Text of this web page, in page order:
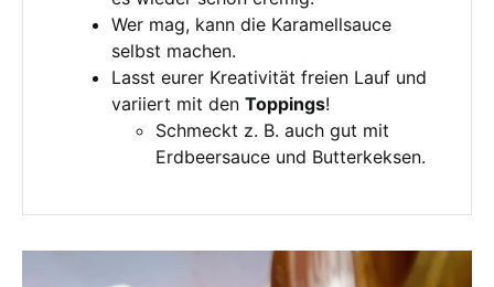
Wer mag, kann die Karamellsauce
selbst machen.
Lasst eurer Kreativität freien Lauf und
variiert mit den Toppings!
Schmeckt z. B. auch gut mit
Erdbeersauce und Butterkeksen.